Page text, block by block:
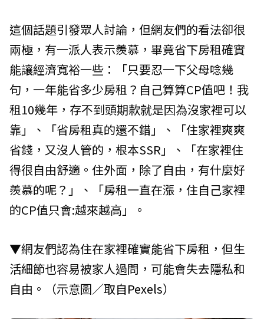
這個話題引發眾人討論，但網友們的看法卻很
兩極，有一派人表示羨慕，畢竟省下房租確實
能讓經濟寬裕一些：「只要忍一下父母唸幾
句，一年能省多少房租？自己算算CP值吧！我
租10幾年，存不到頭期款就是因為沒家裡可以
靠」、「省房租真的還不錯」、「住家裡爽爽
省錢，又沒人管的，根本SSR」、「在家裡住
得很自由舒適。住外面，除了自由，有什麼好
羨慕的呢？」、「房租一直在漲，住自己家裡
的CP值只會:越來越高」。
▼網友們認為住在家裡確實能省下房租，但生
活細節也容易被家人過問，可能會失去隱私和
自由。（示意圖／取自Pexels）